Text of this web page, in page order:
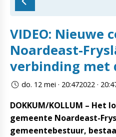
VIDEO: Nieuwe
Noardeast-
verbinding met
do. 12 mei · 20:472022 ·
DOKKUM/KOLLUM – Het
gemeente Noardeast-
gemeentebestuur,